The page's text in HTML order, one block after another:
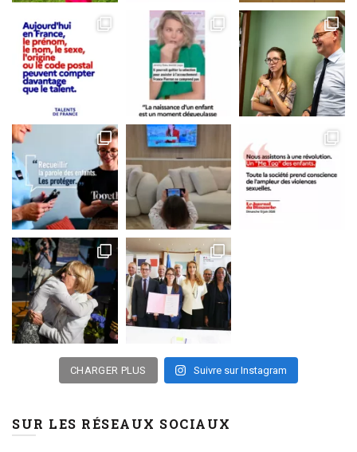
CHARGER PLUS Suivre sur Instagram
SUR LES RÉSEAUX SOCIAUX